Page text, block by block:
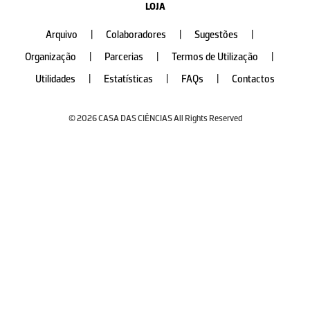
LOJA
Arquivo Colaboradores Sugestões
Organização
Parcerias Termos de Utilização
Utilidades
Estatísticas FAQs Contactos
© 2026 CASA DAS CIÊNCIAS All Rights Reserved